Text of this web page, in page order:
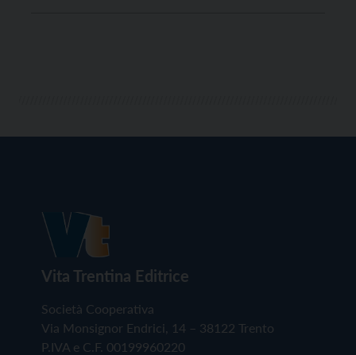
Vita Trentina Editrice
Società Cooperativa
Via Monsignor Endrici, 14 – 38122 Trento
P.IVA e C.F. 00199960220